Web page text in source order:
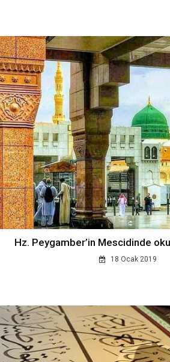
Hz. Peygamber’in Mescidinde
18 Ocak 2019